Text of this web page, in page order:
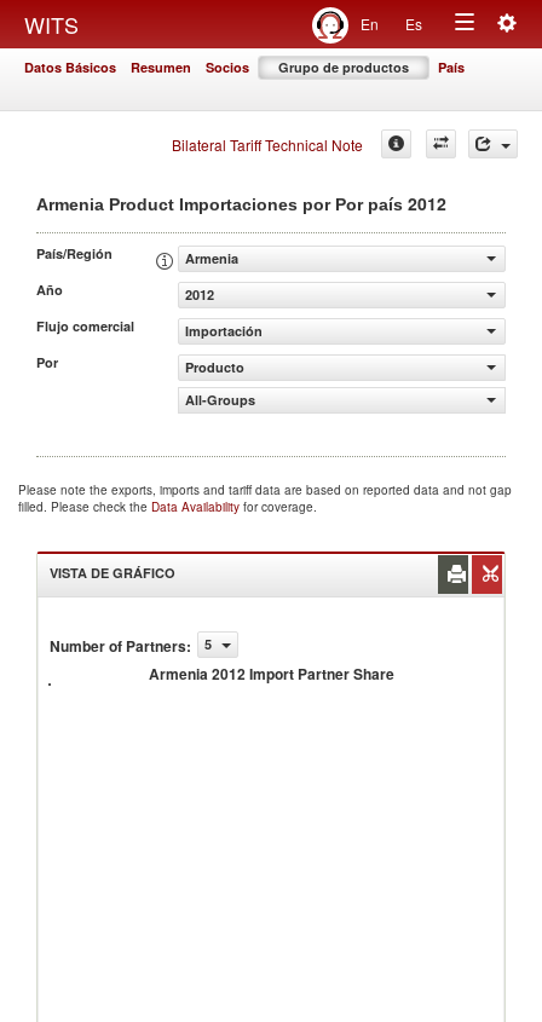
WITS En Es
Toggle
Datos Básicos Resumen Socios Grupo de productos País
Bilateral Tariff Technical Note
Armenia Product Importaciones por Por país 2012
País/Región
Armenia
Año
2012
Flujo comercial
Importación
Por
Producto
All-Groups
Please note the exports, imports and tariff data are based on reported data and not gap
filled. Please check the Data Availability for coverage.
VISTA DE GRÁFICO
Number of Partners: 5
Armenia 2012 Import Partner Share
Armenia
Import